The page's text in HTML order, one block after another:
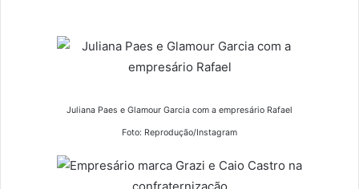
Juliana Paes e Glamour Garcia com a empresário Rafael
Foto: Reprodução/Instagram